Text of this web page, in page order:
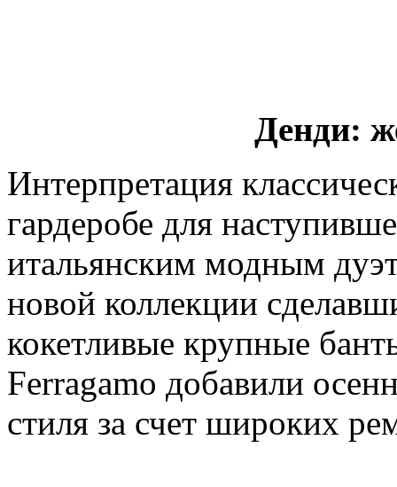
Денди:
Интерпретация
гардеробе для
итальянским модным
новой коллекции
кокетливые крупные
Ferragamo добавили
стиля за счет широких